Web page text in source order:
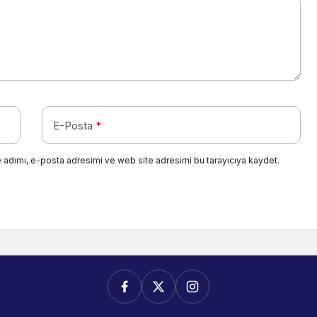
E-Posta *
e-posta adresimi ve web site adresimi bu tarayıcıya kaydet.